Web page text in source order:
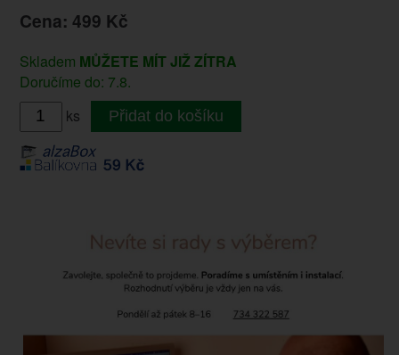
Cena: 499 Kč
Skladem MŮŽETE MÍT JIŽ ZÍTRA
Doručíme do: 7.8.
ks
Přidat do košíku